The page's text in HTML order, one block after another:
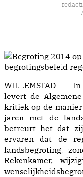
begrotingsbeleid
WILLEMSTAD —
levert de Algemene
kritiek op de
jaren met de
betreurt het dat
ervaren dat de
landsbegroting,
Rekenkamer,